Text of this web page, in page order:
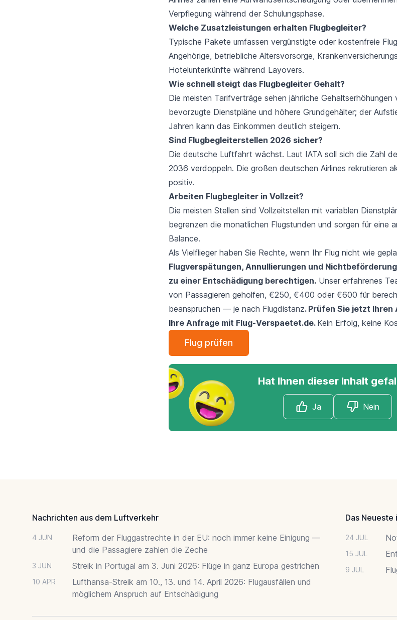
Verpflegung während der Schulungsphase.
Welche Zusatzleistungen erhalten Flugbegleiter?
Typische Pakete umfassen vergünstigte oder kostenfreie
Angehörige, betriebliche Altersvorsorge,
Hotelunterkünfte während Layovers.
Wie schnell steigt das Flugbegleiter Gehalt?
Die meisten Tarifverträge sehen jährliche
bevorzugte Dienstpläne und höhere Grundgehälter; der
Jahren kann das Einkommen deutlich steigern.
Sind Flugbegleiterstellen 2026 sicher?
Die deutsche Luftfahrt wächst. Laut IATA soll sich die Zahl
2036 verdoppeln. Die großen deutschen Airlines rekrutieren
positiv.
Arbeiten Flugbegleiter in Vollzeit?
Die meisten Stellen sind Vollzeitstellen mit variablen
begrenzen die monatlichen Flugstunden und sorgen für eine
Balance.
Als Vielflieger haben Sie Rechte, wenn Ihr Flug nicht wie
Flugverspätungen, Annullierungen und
zu einer Entschädigung berechtigen. Unser erfahrenes
von Passagieren geholfen, €250, €400 oder €600 für
beanspruchen — je nach Flugdistanz. Prüfen Sie jetzt
Ihre Anfrage mit Flug-Verspaetet.de. Kein Erfolg, keine
Flug prüfen
Hat Ihnen dieser Inhalt
Ja Nein
Nachrichten aus dem Luftverkehr
4 JUN
Reform der Fluggastrechte in der EU: noch immer keine Einigung —
und die Passagiere zahlen die Zeche
3 JUN Streik in Portugal am 3. Juni 2026: Flüge in ganz Europa gestrichen
10 APR
Lufthansa-Streik am 10., 13. und 14. April 2026: Flugausfällen und
möglichem Anspruch auf Entschädigung
Das Neueste
24 JUL
15 JUL
9 JUL